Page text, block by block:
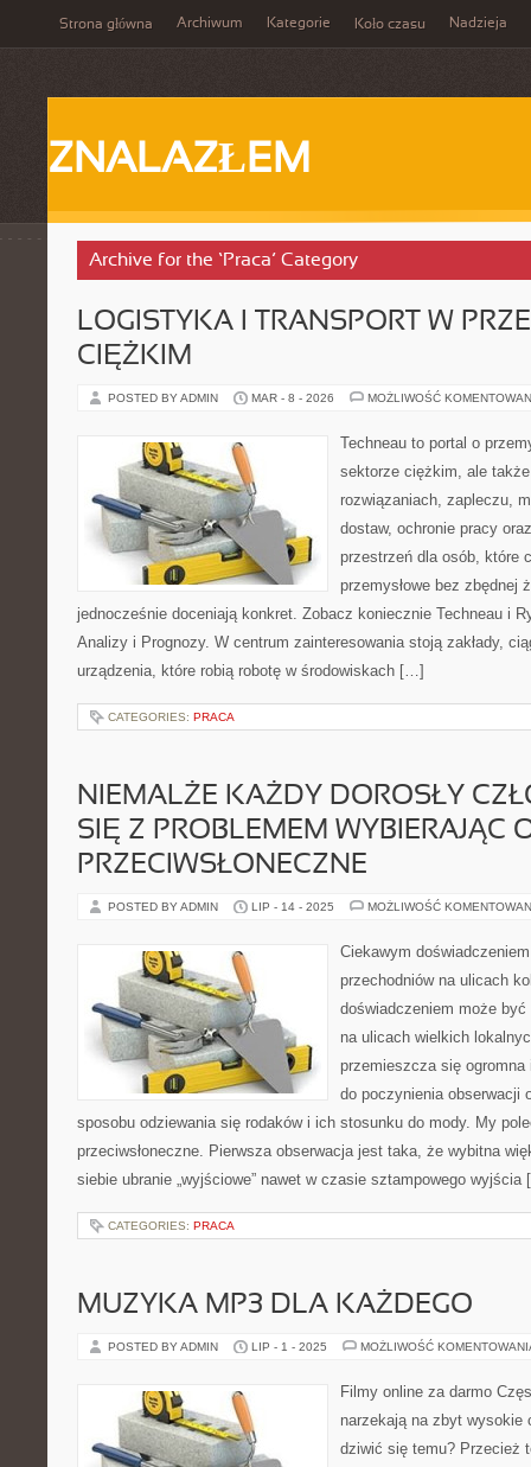
Strona główna Archiwum Kategorie Koło czasu Nadzieja
ZNALAZŁEM
Archive for the ‘Praca’ Category
LOGISTYKA I TRANSPORT W
CIĘŻKIM
POSTED BY ADMIN MAR - 8 - 2026 MOŻLIWOŚĆ
Techneau to portal o
sektorze ciężkim, ale
rozwiązaniach, zapleczu,
dostaw, ochronie pracy
przestrzeń dla osób, które
przemysłowe bez zbędnej
jednocześnie doceniają konkret. Zobacz koniecznie Techneau i
Analizy i Prognozy. W centrum zainteresowania stoją zakłady,
urządzenia, które robią robotę w środowiskach […]
CATEGORIES: PRACA
NIEMALŻE KAŻDY DOROSŁY
SIĘ Z PROBLEMEM WYBIERAJĄC
PRZECIWSŁONECZNE
POSTED BY ADMIN LIP - 14 - 2025 MOŻLIWOŚĆ
Ciekawym
przechodniów na ulicach
doświadczeniem może być
na ulicach wielkich
przemieszcza się ogromna
do poczynienia obserwacji
sposobu odziewania się rodaków i ich stosunku do mody. My
przeciwsłoneczne. Pierwsza obserwacja jest taka, że wybitna
siebie ubranie „wyjściowe” nawet w czasie sztampowego
CATEGORIES: PRACA
MUZYKA MP3 DLA KAŻDEGO
POSTED BY ADMIN LIP - 1 - 2025 MOŻLIWOŚĆ
Filmy online za darmo
narzekają na zbyt
dziwić się temu? Przecież